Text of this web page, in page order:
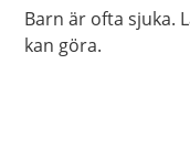
Barn är ofta sjuka.
kan göra.